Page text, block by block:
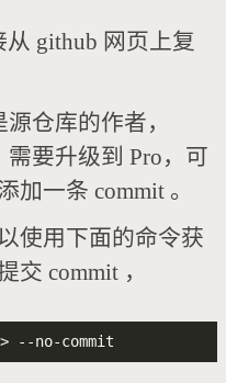
github 网页上复
仓库的作者，
需要升级到 Pro，可
加一条 commit 。
用下面的命令获
交 commit ，